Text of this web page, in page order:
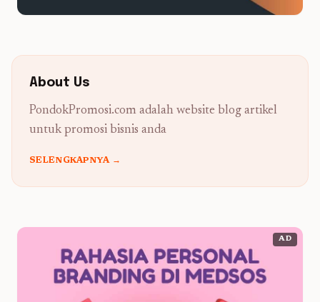
About Us
PondokPromosi.com adalah website blog artikel
untuk promosi bisnis anda
SELENGKAPNYA →
AD